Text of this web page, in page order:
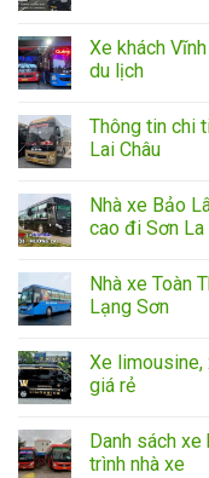
Xe khách
du lịch
Thông tin chi
Lai Châu
Nhà xe Bảo
cao đi Sơn La
Nhà xe Toàn
Lạng Sơn
Xe limousine,
giá rẻ
Danh sách
trình nhà xe